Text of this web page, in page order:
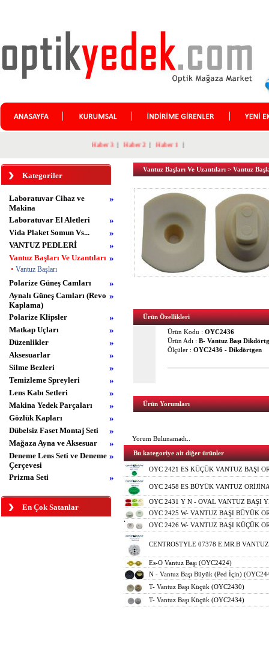
Haber 3| Haber 2|Haber 1|
Kategoriler
Laboratuvar Cihaz ve
Makina
»
Laboratuvar El Aletleri »
Vida Plaket Somun Vs... »
VANTUZ PEDLERİ »
Vantuz Başları Ve Uzantıları
• Vantuz Başları
»
Polarize Güneş Camları »
Aynalı Güneş Camları (Revo
Kaplama)
»
Polarize Klipsler »
Matkap Uçları »
Düzenlikler »
Aksesuarlar »
Silme Bezleri »
Temizleme Spreyleri »
Lens Kabı Setleri »
Makina Yedek Parçaları »
Gözlük Kapları »
Dübelsiz Faset Montaj Seti »
Mağaza Ayna ve Aksesuar »
Deneme Lens Seti ve Deneme
Çerçevesi
»
Prizma Seti »
En Çok Satanlar
Vantuz Başları Ve Uzantıları>Vantuz
Ürün Özellikleri
Ürün Kodu : OYC2436
Ürün Adı : B- Vantuz Başı
Ölçüler : OYC2436 - Dikdörtgen
Ürün Yorumları
Yorum Bulunamadı..
Bu kategoriye ait diğer ürünler
OYC 2421 ES KÜÇÜK VANTUZ BAŞI
OYC 2458 ES BÜYÜK VANTUZ
OYC 2431 Y N - OVAL VANTUZ BAŞI
OYC 2425 W- VANTUZ BAŞI BÜYÜK
OYC 2426 W- VANTUZ BAŞI KÜÇÜK
CENTROSTYLE 07378 E.MR.B
Es-O Vantuz Başı (OYC2424)
N - Vantuz Başı Büyük (Ped İçin)
T- Vantuz Başı Küçük (OYC2430)
T- Vantuz Başı Küçük (OYC2434)